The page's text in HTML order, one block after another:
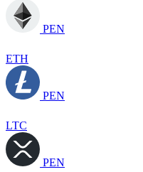
PEN
ETH
PEN
LTC
PEN